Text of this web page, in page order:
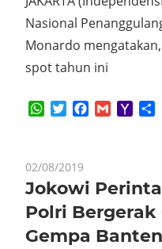
Nasional
Monardo
spot tahun ini
WhatsApp
TwitterFacebook
GmailYahoo
02/08/2019
Jokowi
Polri Bergerak
Gempa Banten